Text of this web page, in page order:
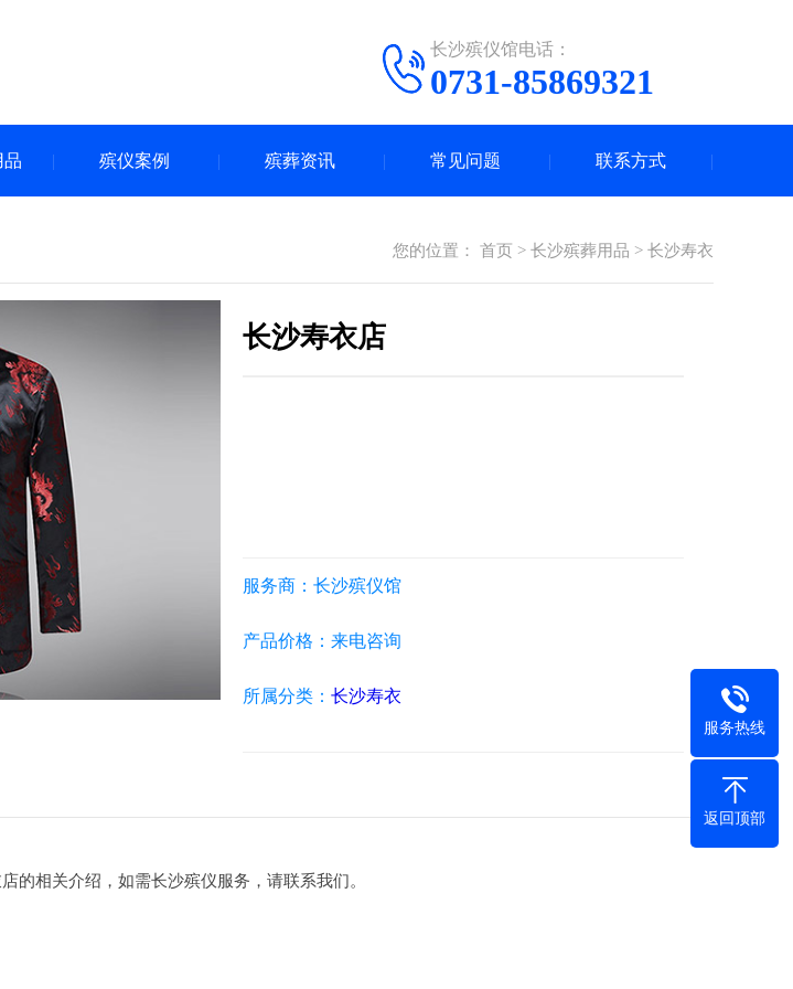
长沙殡仪馆电话：
0731-85869321
品 殡仪案例 殡葬资讯 常见问题 联系方式
您的位置： 首页 > 长沙殡葬用品 > 长沙寿衣
长沙寿衣店
服务商：长沙殡仪馆
产品价格：来电咨询
所属分类： 长沙寿衣
的相关介绍，如需长沙殡仪服务，请联系我们。
服务热线
返回顶部